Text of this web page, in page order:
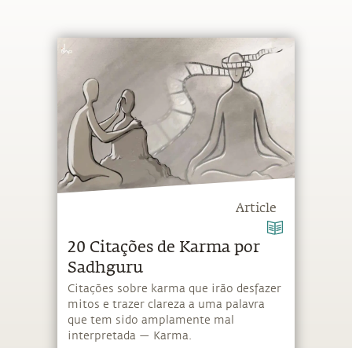
Article
20 Citações de Karma por
Sadhguru
Citações sobre karma que irão desfazer
mitos e trazer clareza a uma palavra
que tem sido amplamente mal
interpretada — Karma.